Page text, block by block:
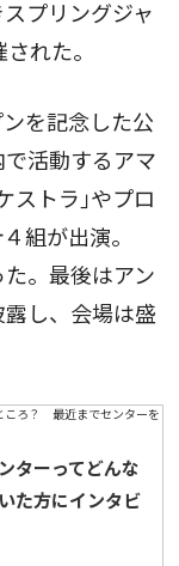
プリングジャ
れた。
を記念した公
活動するアマ
ストラ｣やプロ
組が出演。
た。最後はアン
し、会場は盛
ターってどんな
た方にインタビ